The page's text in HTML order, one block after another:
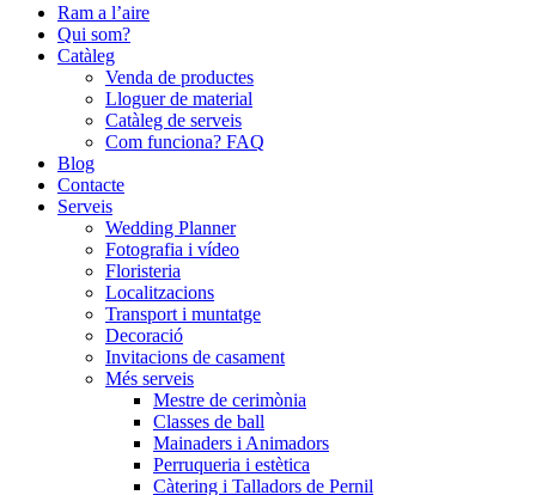
Ram a l’aire
Qui som?
Catàleg
Venda de productes
Lloguer de material
Catàleg de serveis
Com funciona? FAQ
Blog
Contacte
Serveis
Wedding Planner
Fotografia i vídeo
Floristeria
Localitzacions
Transport i muntatge
Decoració
Invitacions de casament
Més serveis
Mestre de cerimònia
Classes de ball
Mainaders i Animadors
Perruqueria i estètica
Càtering i Talladors de Pernil